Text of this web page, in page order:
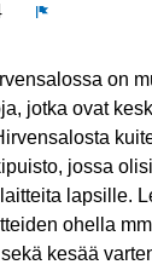
on
jotka ovat
jossa
lapsille.
ohella
kesää